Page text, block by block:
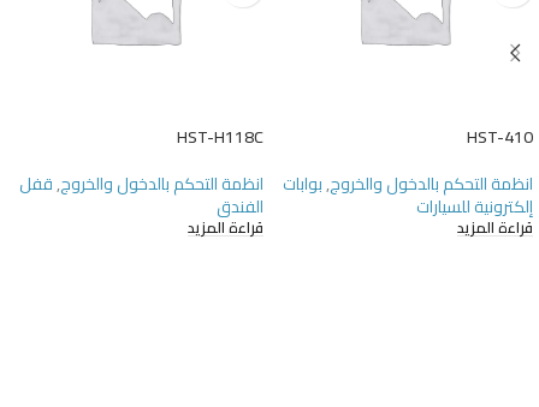
HST-410
انظمة التحكم بالدخول والخروج,بوابات
إلكترونية للسيارات
قراءة المزيد
HST-H118C
انظمة التحكم بالدخول والخروج,قفل
الفندق
قراءة المزيد